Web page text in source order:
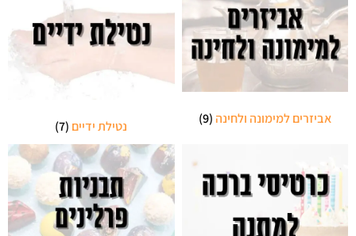
אביזרים למימונה ולחינה(9) נטילת ידיים (7)